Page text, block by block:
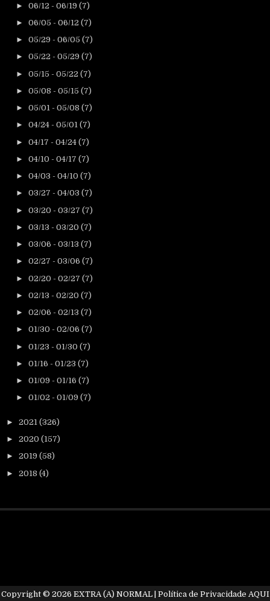
► 06/12 - 06/19 (7)
► 06/05 - 06/12 (7)
► 05/29 - 06/05 (7)
► 05/22 - 05/29 (7)
► 05/15 - 05/22 (7)
► 05/08 - 05/15 (7)
► 05/01 - 05/08 (7)
► 04/24 - 05/01 (7)
► 04/17 - 04/24 (7)
► 04/10 - 04/17 (7)
► 04/03 - 04/10 (7)
► 03/27 - 04/03 (7)
► 03/20 - 03/27 (7)
► 03/13 - 03/20 (7)
► 03/06 - 03/13 (7)
► 02/27 - 03/06 (7)
► 02/20 - 02/27 (7)
► 02/13 - 02/20 (7)
► 02/06 - 02/13 (7)
► 01/30 - 02/06 (7)
► 01/23 - 01/30 (7)
► 01/16 - 01/23 (7)
► 01/09 - 01/16 (7)
► 01/02 - 01/09 (7)
► 2021 (326)
► 2020 (157)
► 2019 (58)
► 2018 (4)
Copyright © 2026 EXTRA (A) NORMAL| Política de Privacidade AQUI